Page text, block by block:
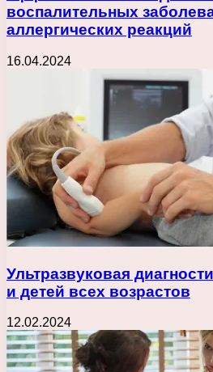
воспалительных
аллергических реакций
16.04.2024
Ультразвуковая
и детей всех возрастов
12.02.2024